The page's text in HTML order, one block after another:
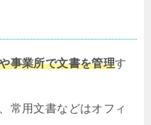
事業所で文書を管理す
常用文書などはオフィ